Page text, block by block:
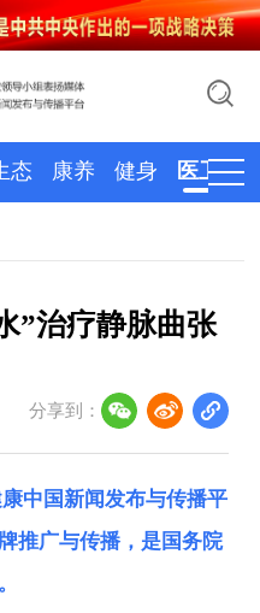
态 康养 健身 医卫
”治疗静脉曲张
分享到：
中国新闻发布与传播平
推广与传播，是国务院